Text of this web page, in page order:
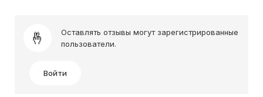
Оставлять отзывы могут зарегистрированные
пользователи.
Войти